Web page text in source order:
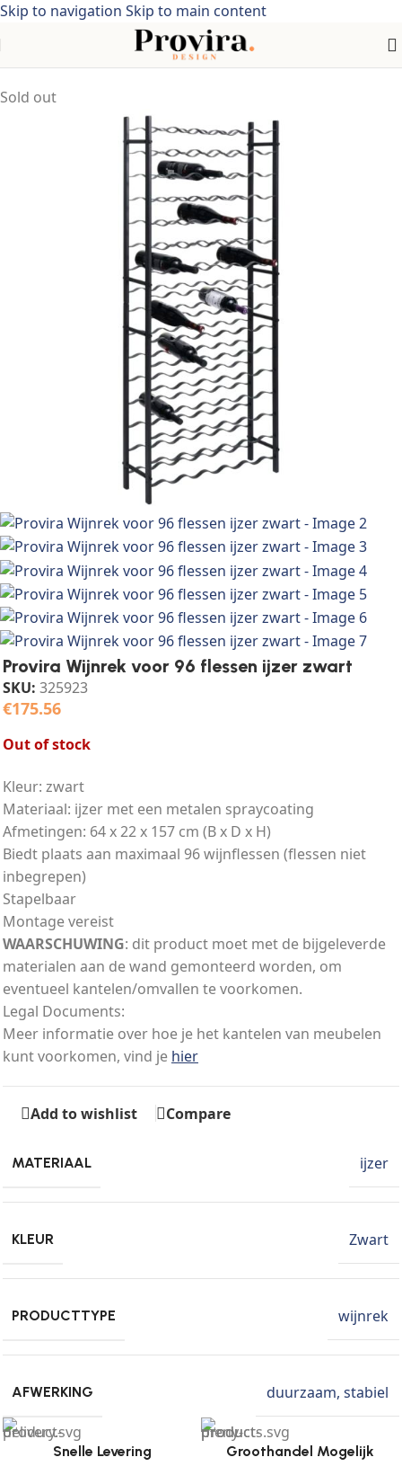
Skip to navigation Skip to main content
industriële stijl
Sold out
Provira Wijnrek voor 96 flessen ijzer zwart
SKU: 325923
€175.56
Out of stock
Kleur: zwart
Materiaal: ijzer met een metalen spraycoating
Afmetingen: 64 x 22 x 157 cm (B x D x H)
Biedt plaats aan maximaal 96 wijnflessen (flessen niet
inbegrepen)
Stapelbaar
Montage vereist
WAARSCHUWING: dit product moet met de bijgeleverde
materialen aan de wand gemonteerd worden, om
eventueel kantelen/omvallen te voorkomen.
Legal Documents:
Meer informatie over hoe je het kantelen van meubelen
kunt voorkomen, vind je hier
Add to wishlist Compare
MATERIAAL ijzer
KLEUR Zwart
PRODUCTTYPE wijnrek
AFWERKING duurzaam, stabiel
Snelle Levering Groothandel Mogelijk